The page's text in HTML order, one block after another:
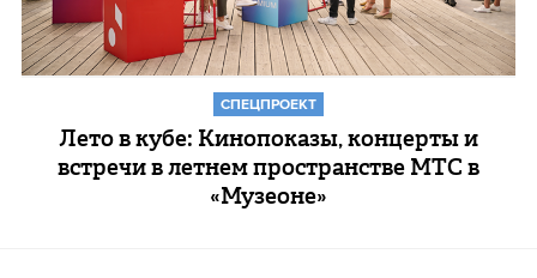
СПЕЦПРОЕКТ
Лето в кубе: Кинопоказы, концерты и
встречи в летнем пространстве МТС в
«Музеоне»